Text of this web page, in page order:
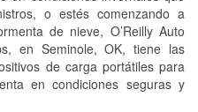
o estés comenzando a
de nieve, O’Reilly Auto
en Seminole, OK, tiene las
de carga portátiles para
en condiciones seguras y